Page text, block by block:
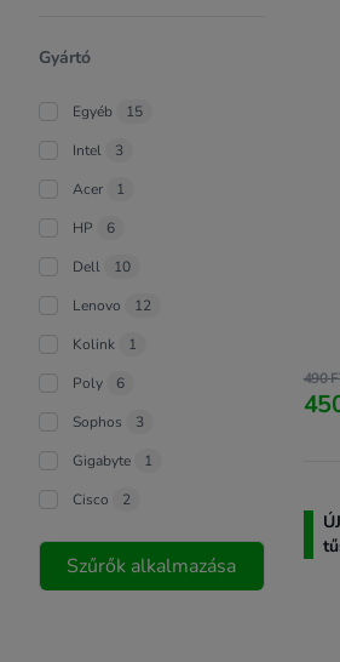
Gyártó
Egyéb
15
Intel
3
Acer
1
HP
6
Dell
10
Lenovo
12
Kolink
1
Poly
6
Sophos
3
Gigabyte
1
Cisco
2
Szűrők alkalmazása
490